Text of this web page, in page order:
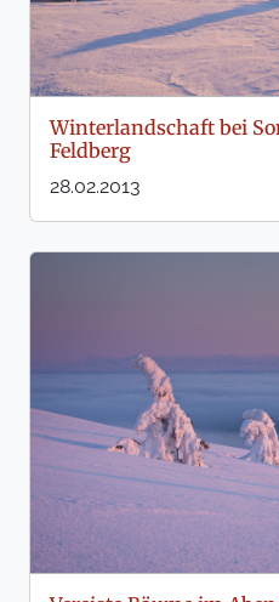
Winterlandschaft bei
Feldberg
28.02.2013